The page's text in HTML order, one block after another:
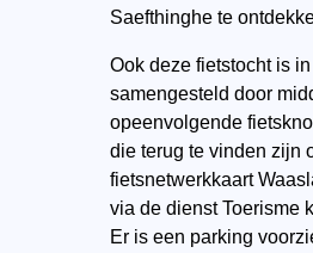
Saefthinghe te
Ook deze fietstocht is
samengesteld door
opeenvolgende
die terug te vinden zijn
fietsnetwerkkaart
via de dienst Toerisme
Er is een parking